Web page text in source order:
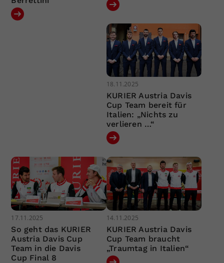
18.11.2025
KURIER Austria Davis
Cup Team bereit für
Italien: „Nichts zu
verlieren …“
17.11.2025
So geht das KURIER
Austria Davis Cup
Team in die Davis
Cup Final 8
14.11.2025
KURIER Austria Davis
Cup Team braucht
„Traumtag in Italien“